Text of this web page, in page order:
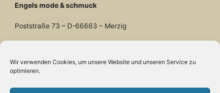
Wir verwenden Cookies, um unsere Website und unseren Service zu
optimieren.
Engels mode & schmuck
Poststraße 73 – D-66663 – Merzig
Handy:0049(0)170-3432525
engels-mode-schmuck@web.de